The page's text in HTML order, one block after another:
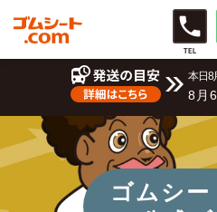
本日8
8月
ゴムシ